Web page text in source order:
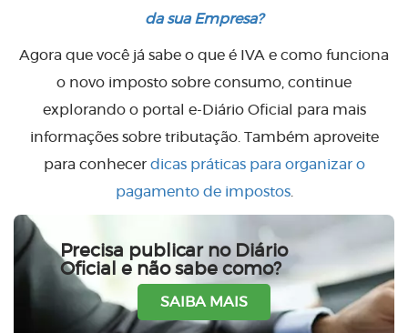
da sua Empresa?
Agora que você já sabe o que é IVA e como funciona
o novo imposto sobre consumo, continue
explorando o portal e-Diário Oficial para mais
informações sobre tributação. Também aproveite
para conhecer dicas práticas para organizar o
pagamento de impostos.
Precisa publicar no Diário
Oficial e não sabe como?
SAIBA MAIS